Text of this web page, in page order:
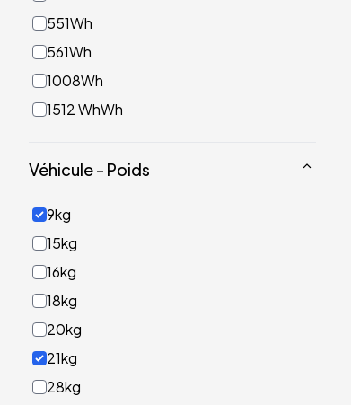
551Wh
561Wh
1008Wh
1512 WhWh
Véhicule - Poids
9kg
15kg
16kg
18kg
20kg
21kg
28kg